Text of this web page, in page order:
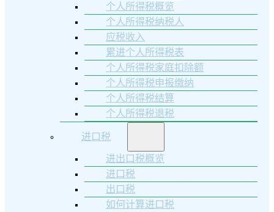
个人所得税概览
个人所得税纳税人
应税收入
累进个人所得税表
个人所得税家庭扣除额
个人所得税申报缴纳
个人所得税结算
个人所得税退税
进口税
进出口税概览
进口税
出口税
如何计算进口税